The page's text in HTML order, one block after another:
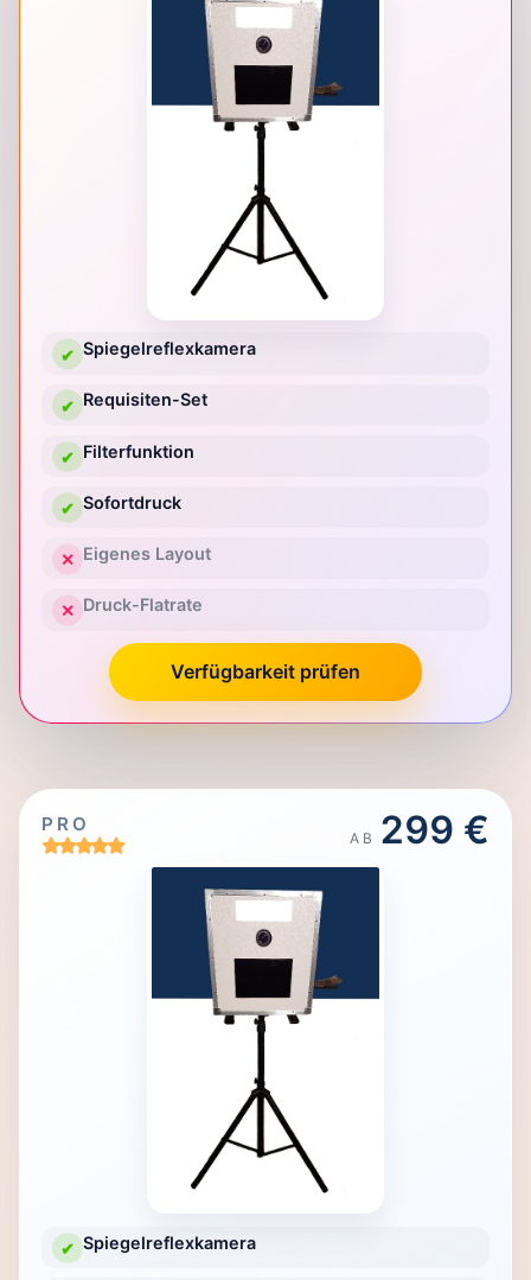
✔ Spiegelreflexkamera
✔ Requisiten-Set
✔ Filterfunktion
✔ Sofortdruck
✕ Eigenes Layout
✕ Druck-Flatrate
Verfügbarkeit prüfen
PRO
AB 299 €
✔ Spiegelreflexkamera